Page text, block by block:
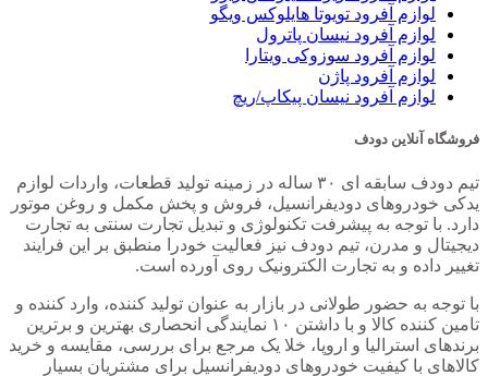
لوازم آفرود تویوتا هایلوکس ویگو
لوازم آفرود نیسان پاترول
لوازم آفرود سوزوکی ویتارا
لوازم آفرود پاژن
لوازم آفرود نیسان پیکاپ/ریچ
فروشگاه آنلاین دودف
تیم دودف سابقه ای ۳۰ ساله در زمینه تولید قطعات، واردات لوازم
یدکی خودروهای دودیفرانسیل، فروش و پخش مکمل و روغن موتور
دارد. با توجه به پیشرفت تکنولوژی و تبدیل تجارت سنتی به تجارت
دیجیتال و مدرن، تیم دودف نیز فعالیت خودرا منطبق بر این فرایند
تغییر داده و به تجارت الکترونیک روی آورده است.
با توجه به حضور طولانی در بازار به عنوان تولید کننده، وارد کننده و
تامین کننده کالا و با داشتن ۱۰ نمایندگی انحصاری بهترین و برترین
برندهای استرالیا و اروپا، خلا یک مرجع برای بررسی، مقایسه و خرید
کالاهای با کیفیت خودروهای دودیفرانسیل برای مشتریان بسیار